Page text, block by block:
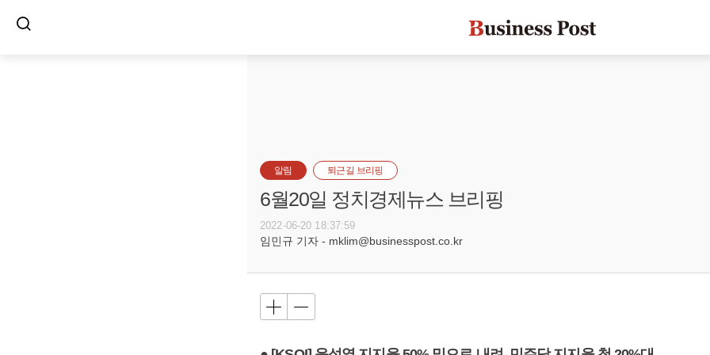
알림 퇴근길 브리핑
6월20일 정치경제뉴스 브리핑
2022-06-20 18:37:59
임민규 기자 - mklim@businesspost.co.kr